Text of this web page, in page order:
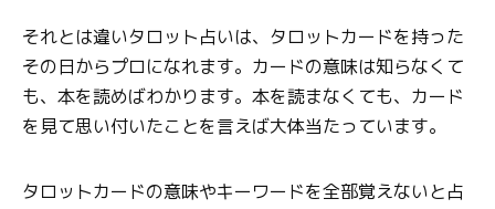
それとは違いタロット占いは、タロットカードを持った
その日からプロになれます。カードの意味は知らなくて
も、本を読めばわかります。本を読まなくても、カード
を見て思い付いたことを言えば大体当たっています。
タロットカードの意味やキーワードを全部覚えないと占